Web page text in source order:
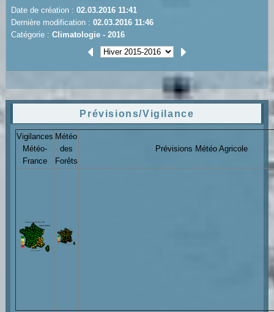
Date de création : 02.03.2016 11:41
Dernière modification : 02.03.2016 11:46
Catégorie : Climatologie - 2016
Prévisions/Vigilance
Vigilances
Météo-
France
Météo
des
Forêts
Prévisions Météo Agricole